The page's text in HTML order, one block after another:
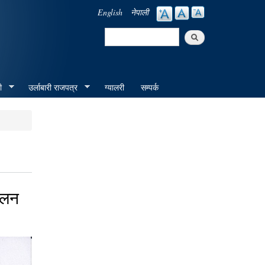
English नेपाली
Search
उर्लाबारी राजपत्र ग्यालरी सम्पर्क